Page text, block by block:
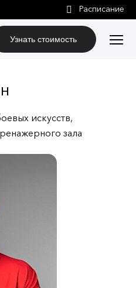
Узнать стоимость
искусств,
зала